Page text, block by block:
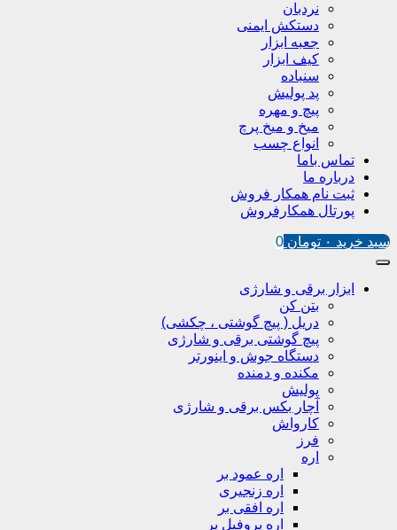
نردبان
دستکش ایمنی
جعبه ابزار
کیف ابزار
سنباده
پد پولیش
پیچ و مهره
میخ و میخ پرچ
انواع چسب
تماس باما
درباره ما
ثبت نام همکار فروش
پورتال همکارفروش
سبد خرید ۰ تومان 0
ابزار برقی و شارژی
بتن کن
دریل ( پیچ گوشتی ، چکشی)
پیچ گوشتی برقی و شارژی
دستگاه جوش و اینورتر
مکنده و دمنده
پولیش
آچار بکس برقی و شارژی
کارواش
فرز
اره
اره عمود بر
اره زنجیری
اره افقی بر
اره پروفیل پر